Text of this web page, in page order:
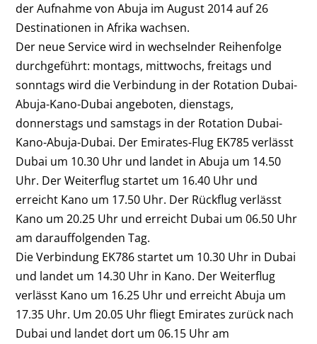
der Aufnahme von Abuja im August 2014 auf 26
Destinationen in Afrika wachsen.
Der neue Service wird in wechselnder Reihenfolge
durchgeführt: montags, mittwochs, freitags und
sonntags wird die Verbindung in der Rotation Dubai-
Abuja-Kano-Dubai angeboten, dienstags,
donnerstags und samstags in der Rotation Dubai-
Kano-Abuja-Dubai. Der Emirates-Flug EK785 verlässt
Dubai um 10.30 Uhr und landet in Abuja um 14.50
Uhr. Der Weiterflug startet um 16.40 Uhr und
erreicht Kano um 17.50 Uhr. Der Rückflug verlässt
Kano um 20.25 Uhr und erreicht Dubai um 06.50 Uhr
am darauffolgenden Tag.
Die Verbindung EK786 startet um 10.30 Uhr in Dubai
und landet um 14.30 Uhr in Kano. Der Weiterflug
verlässt Kano um 16.25 Uhr und erreicht Abuja um
17.35 Uhr. Um 20.05 Uhr fliegt Emirates zurück nach
Dubai und landet dort um 06.15 Uhr am